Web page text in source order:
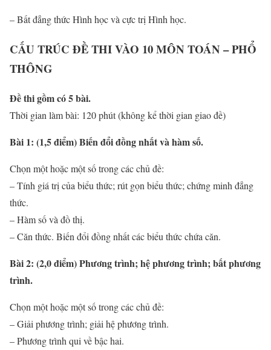
– Bất đẳng thức Hình học và cực trị Hình học.
CẤU TRÚC ĐỀ THI VÀO 10 MÔN TOÁN – PHỔ
THÔNG
Đề thi gồm có 5 bài.
Thời gian làm bài: 120 phút (không kể thời gian giao đề)
Bài 1: (1,5 điểm) Biến đổi đồng nhất và hàm số.
Chọn một hoặc một số trong các chủ đề:
– Tính giá trị của biểu thức; rút gọn biểu thức; chứng minh đẳng
thức.
– Hàm số và đồ thị.
– Căn thức. Biến đổi đồng nhất các biểu thức chứa căn.
Bài 2: (2,0 điểm) Phương trình; hệ phương trình; bất phương
trình.
Chọn một hoặc một số trong các chủ đề:
– Giải phương trình; giải hệ phương trình.
– Phương trình qui về bậc hai.